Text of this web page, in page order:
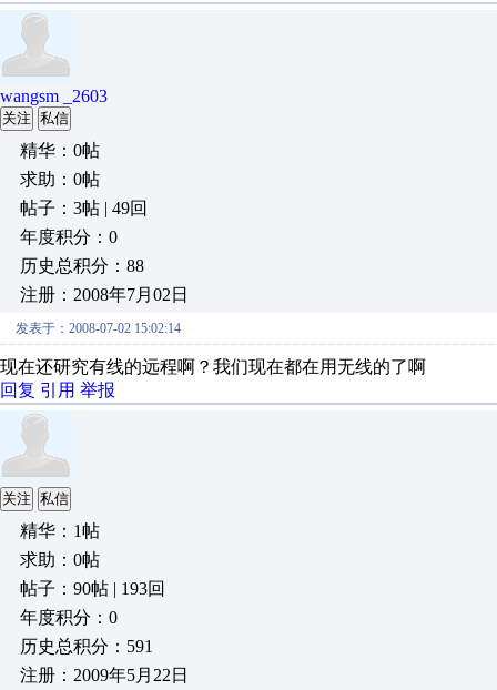
wangsm _2603
关注 私信
精华：0帖
求助：0帖
帖子：3帖 | 49回
年度积分：0
历史总积分：88
注册：2008年7月02日
发表于：2008-07-02 15:02:14
现在还研究有线的远程啊？我们现在都在用无线的了啊
回复 引用 举报
关注 私信
精华：1帖
求助：0帖
帖子：90帖 | 193回
年度积分：0
历史总积分：591
注册：2009年5月22日